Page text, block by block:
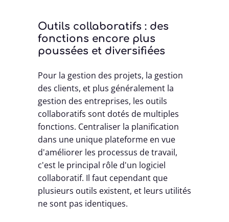
Outils collaboratifs : des
fonctions encore plus
poussées et diversifiées
Pour la gestion des projets, la gestion
des clients, et plus généralement la
gestion des entreprises, les outils
collaboratifs sont dotés de multiples
fonctions. Centraliser la planification
dans une unique plateforme en vue
d'améliorer les processus de travail,
c'est le principal rôle d'un logiciel
collaboratif. Il faut cependant que
plusieurs outils existent, et leurs utilités
ne sont pas identiques.